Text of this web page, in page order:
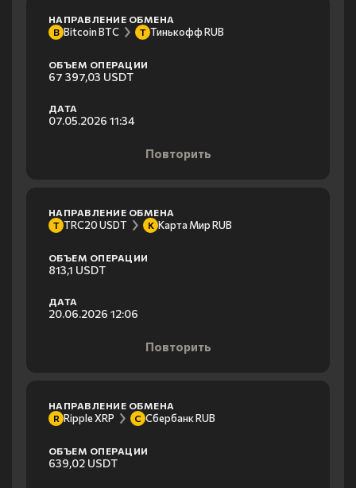
НАПРАВЛЕНИЕ ОБМЕНА
B Bitcoin BTC Т Тинькофф RUB
ОБЪЕМ ОПЕРАЦИИ
67 397,03 USDT
ДАТА
07.05.2026 11:34
Повторить
НАПРАВЛЕНИЕ ОБМЕНА
T TRC20 USDT К Карта Мир RUB
ОБЪЕМ ОПЕРАЦИИ
813,1 USDT
ДАТА
20.06.2026 12:06
Повторить
НАПРАВЛЕНИЕ ОБМЕНА
R Ripple XRP С Сбербанк RUB
ОБЪЕМ ОПЕРАЦИИ
639,02 USDT